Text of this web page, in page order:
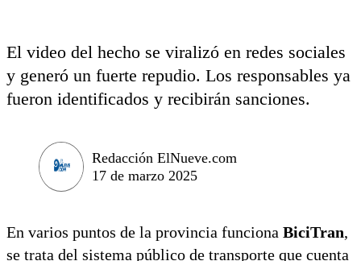
El video del hecho se viralizó en redes sociales
y generó un fuerte repudio. Los responsables ya
fueron identificados y recibirán sanciones.
Redacción ElNueve.com
17 de marzo 2025
En varios puntos de la provincia funciona BiciTran,
se trata del sistema público de transporte que cuenta